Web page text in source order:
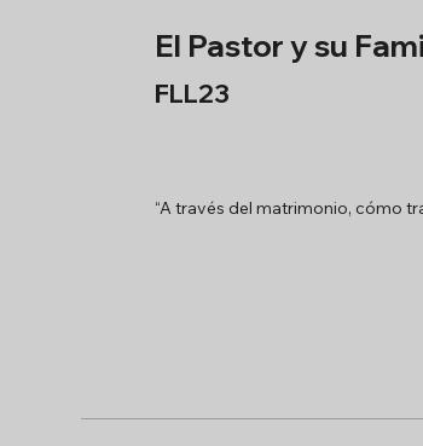
El Pastor y su
FLL23
“A través del matrimonio, cómo